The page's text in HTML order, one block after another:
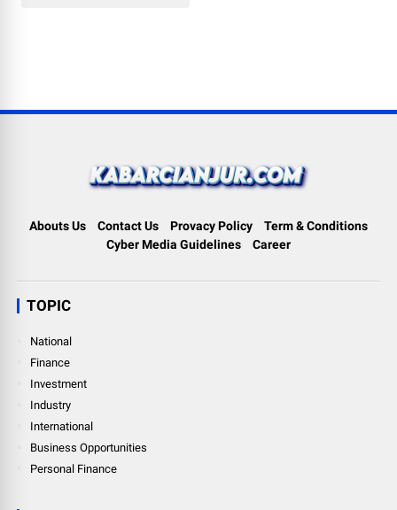
Abouts Us Contact Us Provacy Policy
Term & Conditions
Cyber Media Guidelines
Career
TOPIC
National
Finance
Investment
Industry
International
Business Opportunities
Personal Finance